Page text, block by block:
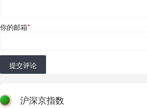
你的邮箱*
提交评论
沪深京指数